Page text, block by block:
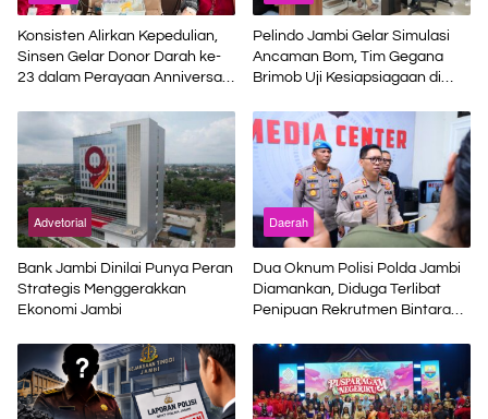
Konsisten Alirkan Kepedulian,
Sinsen Gelar Donor Darah ke-
23 dalam Perayaan Anniversary
Pelindo Jambi Gelar Simulasi
Ancaman Bom, Tim Gegana
Brimob Uji Kesiapsiagaan di
Advetorial
Bank Jambi Dinilai Punya Peran
Strategis Menggerakkan
Ekonomi Jambi
Daerah
Dua Oknum Polisi Polda Jambi
Diamankan, Diduga Terlibat
Penipuan Rekrutmen Bintara